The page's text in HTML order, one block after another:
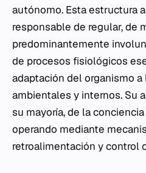
autónomo. Esta estructura
responsable de regular, de
predominantemente
de procesos fisiológicos
adaptación del organismo
ambientales y internos. Su
su mayoría, de la
operando mediante
retroalimentación y control